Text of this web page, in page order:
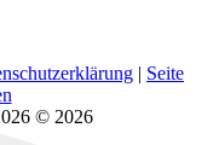
| Seite
© 2026